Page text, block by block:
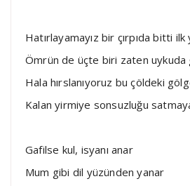
Hatırlayamayız bir çırpıda bitti ilk
Ömrün de üçte biri zaten uykuda
Hala hırslanıyoruz bu çöldeki
Kalan yirmiye sonsuzluğu
Gafilse kul, isyanı anar
Mum gibi dil yüzünden yanar